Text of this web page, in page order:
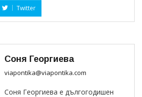
Twitter
Соня Георгиева
viapontika@viapontika.com
Соня Георгиева е дългогодишен